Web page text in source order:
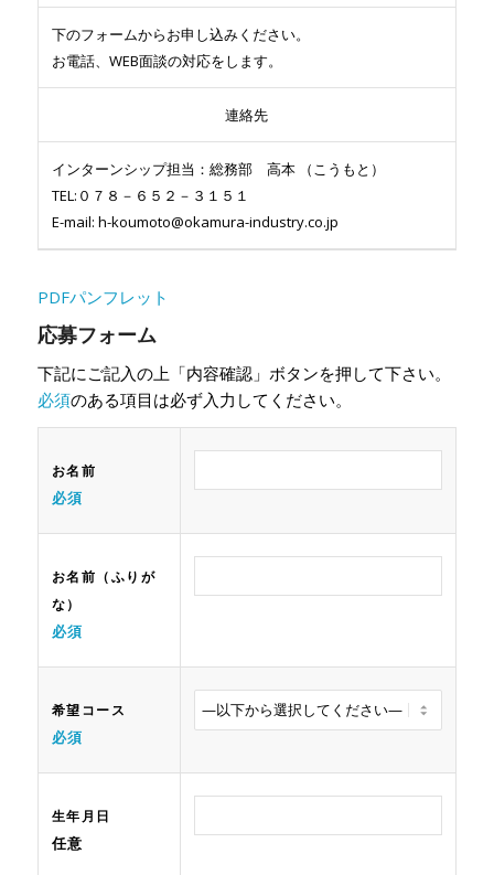
下のフォームからお申し込みください。
お電話、WEB面談の対応をします。
連絡先
インターンシップ担当：総務部 高本 （こうもと）
TEL:０７８－６５２－３１５１
E-mail: h-koumoto@okamura-industry.co.jp
PDFパンフレット
応募フォーム
下記にご記入の上「内容確認」ボタンを押して下さい。
必須のある項目は必ず入力してください。
お名前
必須
お名前（ふりが
な）
必須
希望コース
必須
生年月日
任意